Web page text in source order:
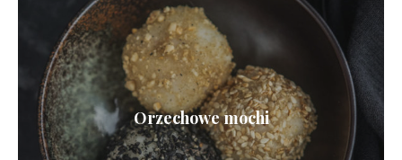
Orzechowe mochi